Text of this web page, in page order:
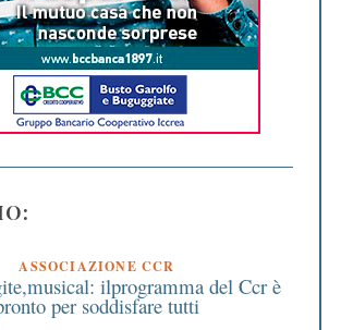
ASSOCIAZIONE CCR
ilprogramma del Ccr è
per soddisfare tutti